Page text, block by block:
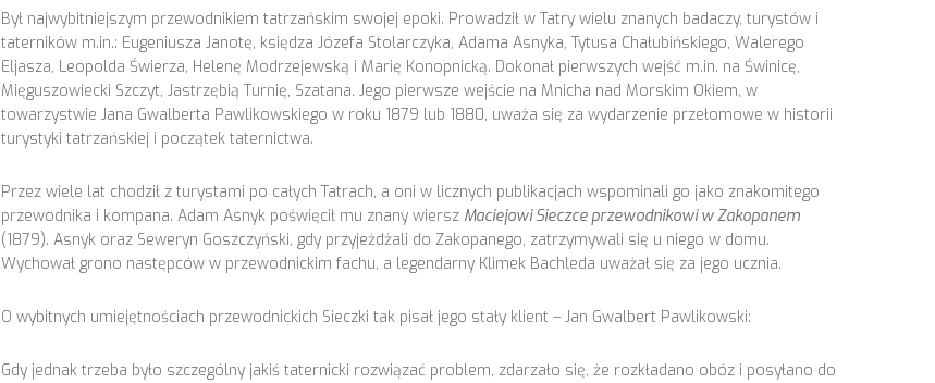
Był najwybitniejszym przewodnikiem tatrzańskim swojej epoki. Prowadził w Tatry wielu znanych badaczy, turystów i
taterników m.in.: Eugeniusza Janotę, księdza Józefa Stolarczyka, Adama Asnyka, Tytusa Chałubińskiego, Walerego
Eljasza, Leopolda Świerza, Helenę Modrzejewską i Marię Konopnicką. Dokonał pierwszych wejść m.in. na Świnicę,
Mięguszowiecki Szczyt, Jastrzębią Turnię, Szatana. Jego pierwsze wejście na Mnicha nad Morskim Okiem, w
towarzystwie Jana Gwalberta Pawlikowskiego w roku 1879 lub 1880, uważa się za wydarzenie przełomowe w historii
turystyki tatrzańskiej i początek taternictwa.
Przez wiele lat chodził z turystami po całych Tatrach, a oni w licznych publikacjach wspominali go jako znakomitego
przewodnika i kompana. Adam Asnyk poświęcił mu znany wiersz Maciejowi Sieczce przewodnikowi w Zakopanem
(1879). Asnyk oraz Seweryn Goszczyński, gdy przyjeżdżali do Zakopanego, zatrzymywali się u niego w domu.
Wychował grono następców w przewodnickim fachu, a legendarny Klimek Bachleda uważał się za jego ucznia.
O wybitnych umiejętnościach przewodnickich Sieczki tak pisał jego stały klient – Jan Gwalbert Pawlikowski:
Gdy jednak trzeba było szczególny jakiś taternicki rozwiązać problem, zdarzało się, że rozkładano obóz i posyłano do